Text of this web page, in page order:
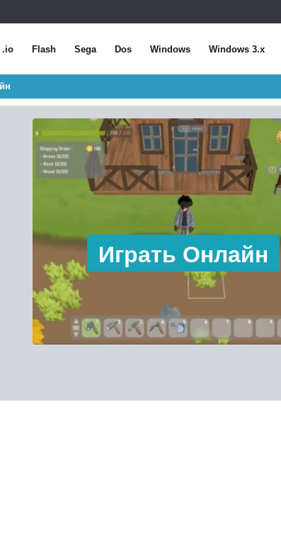
.io Flash Sega Dos Windows Windows 3.x
Играть Онлайн